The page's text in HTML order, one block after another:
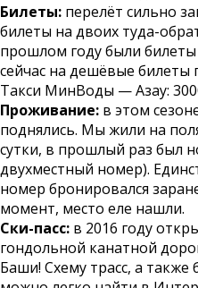
Билеты: перелёт сильно
билеты на двоих туда-
прошлом году были билеты
сейчас на дешёвые билеты
Такси МинВоды — Азау:
Проживание: в этом
поднялись. Мы жили на
сутки, в прошлый раз был
двухместный номер).
номер бронировался
момент, место еле нашли.
Ски-пасс: в 2016 году
гондольной канатной
Баши! Схему трасс, а